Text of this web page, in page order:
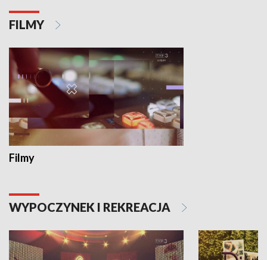
FILMY
Filmy
WYPOCZYNEK I REKREACJA